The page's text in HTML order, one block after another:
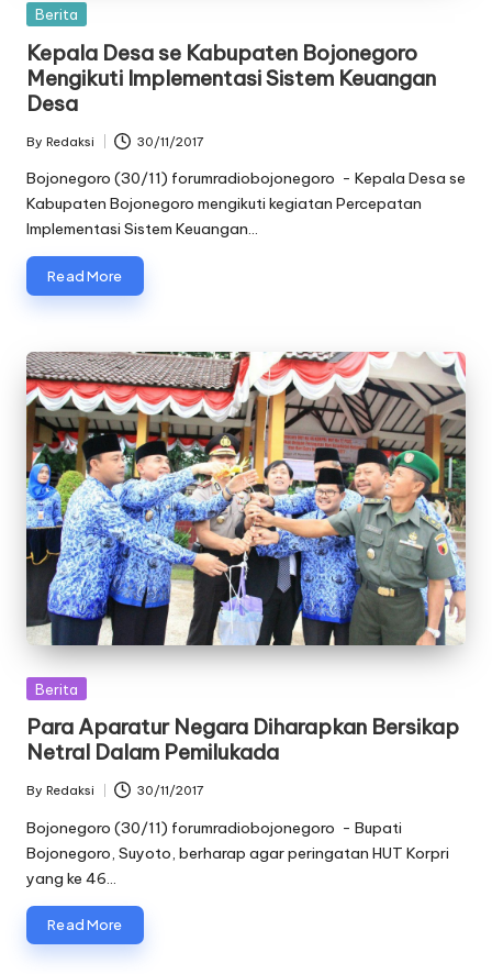
Posted
Berita
​Kepala Desa se Kabupaten Bojonegoro
Mengikuti Implementasi Sistem Keuangan
Desa
Posted
by
By Redaksi 30/11/2017
Bojonegoro (30/11) forumradiobojonegoro - Kepala Desa se
Kabupaten Bojonegoro mengikuti kegiatan Percepatan
Implementasi Sistem Keuangan…
Read More
Posted
Berita
Para Aparatur Negara Diharapkan Bersikap
Netral Dalam Pemilukada
Posted
by
By Redaksi 30/11/2017
Bojonegoro (30/11) forumradiobojonegoro - Bupati
Bojonegoro, Suyoto, berharap agar peringatan HUT Korpri
yang ke 46…
Read More